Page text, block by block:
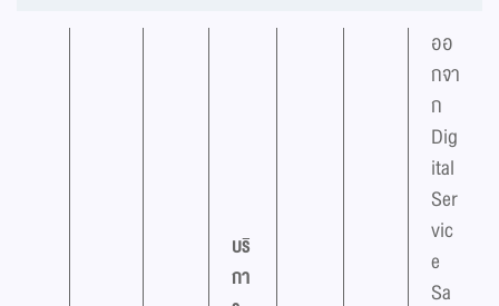
บริ
กา
ออ
กจา
ก
Dig
ital
Ser
vic
e
Sa